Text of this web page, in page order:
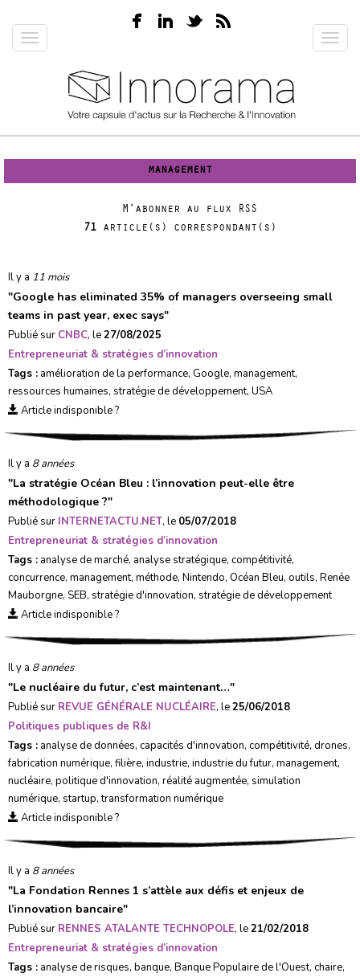
au
contenuToggle
management
M'abonner au flux RSS
71 article(s) correspondant(s)
Il y a 11 mois
"Google has eliminated 35% of managers overseeing small
teams in past year, exec says"
Publié sur CNBC, le27/08/2025
Entrepreneuriat & stratégies d’innovation
Tags : amélioration de la performance, Google, management,
ressources humaines, stratégie de développement, USA
Article indisponible ?
Il y a 8 années
"La stratégie Océan Bleu : l’innovation peut-elle être
méthodologique ?"
Publié sur INTERNETACTU.NET, le 05/07/2018
Entrepreneuriat & stratégies d’innovation
Tags : analyse de marché, analyse stratégique, compétitivité,
concurrence, management, méthode, Nintendo, Océan Bleu, outils, Renée
Mauborgne, SEB, stratégie d'innovation, stratégie de développement
Article indisponible ?
Il y a 8 années
"Le nucléaire du futur, c’est maintenant…"
Publié sur REVUE GÉNÉRALE NUCLÉAIRE, le25/06/2018
Politiques publiques de R&I
Tags : analyse de données, capacités d'innovation, compétitivité, drones,
fabrication numérique, filière, industrie, industrie du futur, management,
nucléaire, politique d'innovation, réalité augmentée, simulation
numérique, startup,transformation numérique
Article indisponible ?
Il y a 8 années
"La Fondation Rennes 1 s’attèle aux défis et enjeux de
l’innovation bancaire"
Publié sur RENNES ATALANTE TECHNOPOLE, le21/02/2018
Entrepreneuriat & stratégies d’innovation
Tags : analyse de risques, banque, Banque Populaire de l'Ouest, chaire,